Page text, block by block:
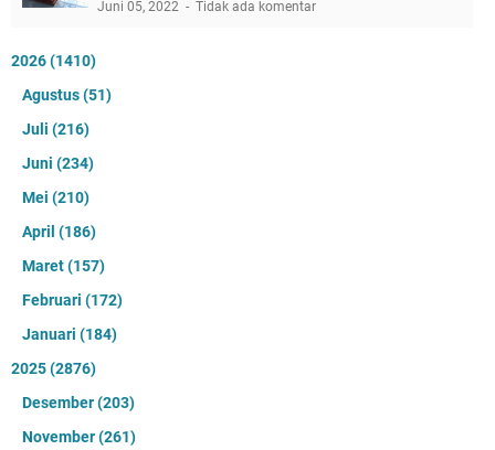
Juni 05, 2022 Tidak ada komentar
2026(1410)
Agustus(51)
Juli (216)
Juni (234)
Mei (210)
April (186)
Maret(157)
Februari (172)
Januari (184)
2025(2876)
Desember(203)
November(261)